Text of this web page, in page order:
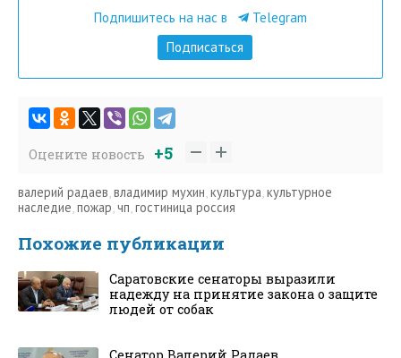
Подпишитесь на нас в
Telegram
Подписаться
Оцените новость +5
валерий радаев,владимир мухин,культура,культурное
наследие,пожар,чп,гостиница россия
Похожие публикации
Саратовские сенаторы выразили
надежду на принятие закона о защите
людей от собак